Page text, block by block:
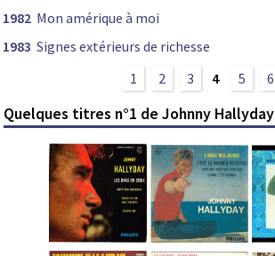
1982 Mon amérique à moi
1983 Signes extérieurs de richesse
1
2 3 4 5 6
Quelques titres n°1 de Johnny Hallyday